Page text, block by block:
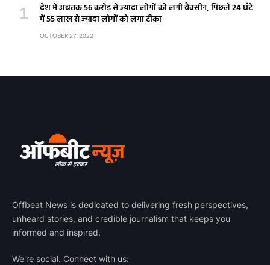
देश में अबतक 56 करोड़ से ज्यादा लोगों को लगी वैक्सीन, पिछले 24 घंटे
में 55 लाख से ज्यादा लोगों को लगा टीका
OCTOBER 27, 2022
Offbeat News is dedicated to delivering fresh perspectives,
unheard stories, and credible journalism that keeps you
informed and inspired.
We're social. Connect with us: